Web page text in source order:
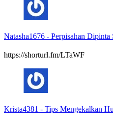
Natasha1676 - Perpisahan Dipinta
https://shorturl.fm/LTaWF
Krista4381 - Tips Mengekalkan